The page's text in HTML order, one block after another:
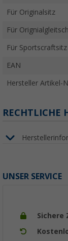
Für Originalsitz
Für
Für Sportscraftsitz
EAN
Hersteller Artikel-
RECHTLICHE
UNSER SERVICE
Sichere